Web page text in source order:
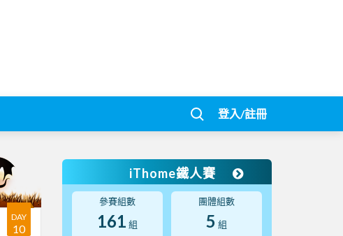
登入/註冊
DAY
10
iThome鐵人賽
參賽組數
161 組
團體組數
5 組